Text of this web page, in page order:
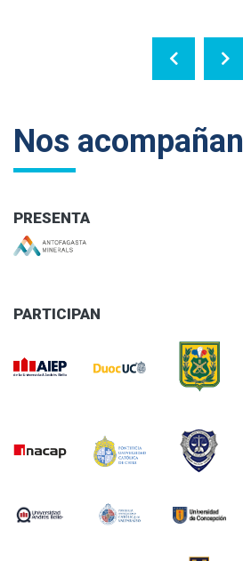
Nos acompañan
PRESENTA
PARTICIPAN